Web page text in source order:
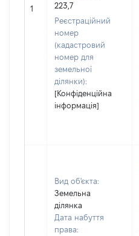
1
223,7
Реєстраційний
номер
(кадастровий
номер для
земельної
ділянки):
[Конфіденційна
інформація]
Вид об'єкта:
Земельна
ділянка
Дата набуття
права: